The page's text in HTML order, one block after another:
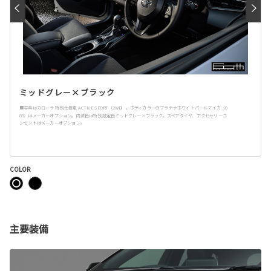
ミッドグレー×ブラック
■写真はカローラ 特別仕様車 ACTIVE SPORT（2WD）。ボディカラーのプラチナホワイトパールマイカ〈0
89〉はメーカーオプション。内装色は特別設定色ミッドグレー×ブラック。スペアタイヤ、アクセサリーコ
ンセントはメーカーオプション。
COLOR
主要装備